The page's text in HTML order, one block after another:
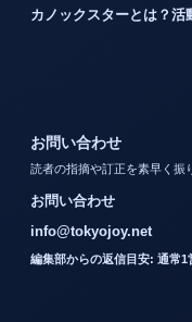
カノックスターとは？
お問い合わせ
読者の指摘や訂正を素早く振
お問い合わせ
info@tokyojoy.net
編集部からの返信目安: 通常1